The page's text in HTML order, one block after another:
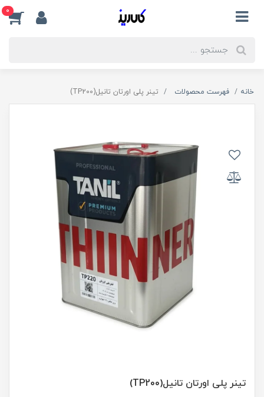
0
خانه فهرست محصولات تینر پلی اورتان تانیل(TP200)
تینر پلی اورتان تانیل(TP200)